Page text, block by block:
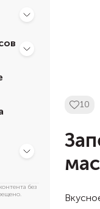
без
10